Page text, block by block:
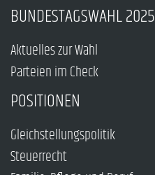
BUNDESTAGSWAHL 2025
Aktuelles zur Wahl
Parteien im Check
POSITIONEN
Gleichstellungspolitik
Steuerrecht